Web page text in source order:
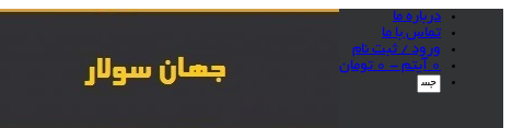
درباره ما
تماس با ما
ورود / ثبت نام
0 آیتم -
0 تومان